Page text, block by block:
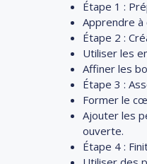
Étape 1 :
Apprendre
Étape 2 :
Utiliser les
Affiner les
Étape 3 :
Former le
Ajouter les
ouverte.
Étape 4 :